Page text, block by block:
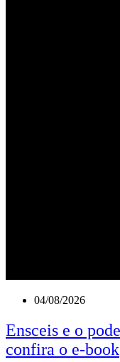
04/08/2026
Ensceis e o
confira o e-book